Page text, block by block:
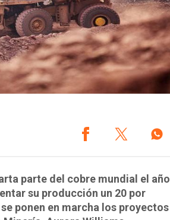
parte del cobre mundial el año
su producción un 20 por
ponen en marcha los proyectos